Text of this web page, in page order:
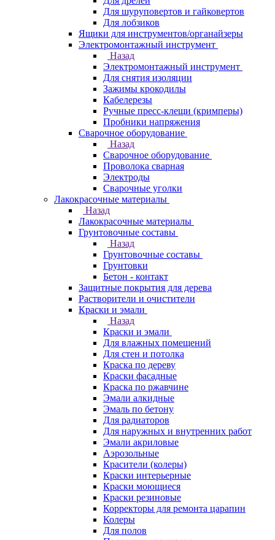
Для шуруповертов и гайковертов
Для лобзиков
Ящики для инструментов/органайзеры
Электромонтажный инструмент
Назад
Электромонтажный инструмент
Для снятия изоляции
Зажимы крокодилы
Кабелерезы
Ручные пресс-клещи (кримперы)
Пробники напряжения
Сварочное оборудование
Назад
Сварочное оборудование
Проволока сварная
Электроды
Сварочные уголки
Лакокрасочные материалы
Назад
Лакокрасочные материалы
Грунтовочные составы
Назад
Грунтовочные составы
Грунтовки
Бетон - контакт
Защитные покрытия для дерева
Растворители и очистители
Краски и эмали
Назад
Краски и эмали
Для влажных помещений
Для стен и потолка
Краска по дереву
Краски фасадные
Краска по ржавчине
Эмали алкидные
Эмаль по бетону
Для радиаторов
Для наружных и внутренних работ
Эмали акриловые
Аэрозольные
Красители (колеры)
Краски интерьерные
Краски моющиеся
Краски резиновые
Корректоры для ремонта царапин
Колеры
Для полов